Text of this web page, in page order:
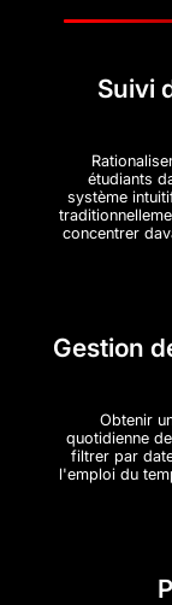
Suivi
étudiants
système
concentrer
Gestion
Obtenir
quotidienne
filtrer par
l'emploi du